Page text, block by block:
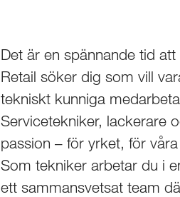
Det är en spännande tid
Retail söker dig som vill
tekniskt kunniga
Servicetekniker, lackerare
passion – för yrket, för
Som tekniker arbetar du i
ett sammansvetsat team